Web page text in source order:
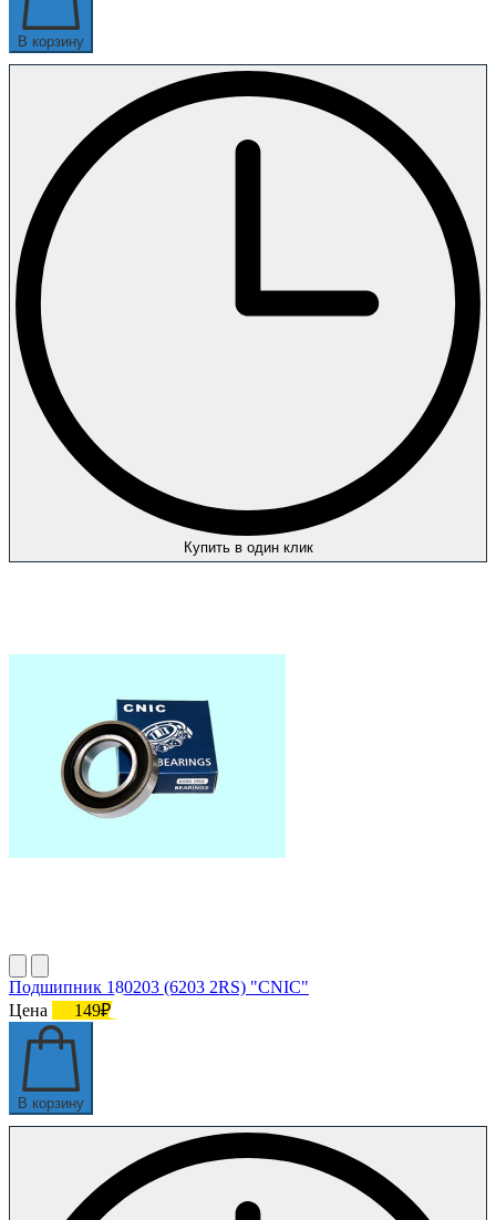
В корзину
Купить в один клик
Подшипник 180203 (6203 2RS) "CNIC"
Цена
149₽
В корзину